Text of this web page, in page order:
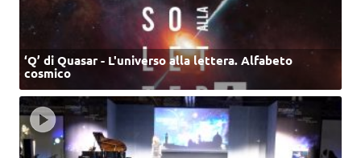
‘Q’ di Quasar - L'universo alla lettera. Alfabeto
cosmico